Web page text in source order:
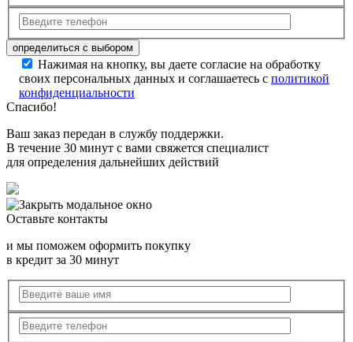
Нажимая на кнопку, вы даете согласие на обработку
своих персональных данных и соглашаетесь с политикой
конфиденциальности
Спасибо!
Ваш заказ передан в службу поддержки.
В течение 30 минут с вами свяжется специалист
для определения дальнейших действий
Оставьте контакты
и мы поможем оформить покупку
в кредит за 30 минут